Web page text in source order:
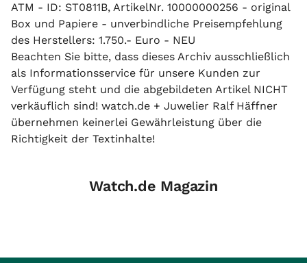
ATM - ID: ST0811B, ArtikelNr. 10000000256 - original
Box und Papiere - unverbindliche Preisempfehlung
des Herstellers: 1.750.- Euro - NEU
Beachten Sie bitte, dass dieses Archiv ausschließlich
als Informationsservice für unsere Kunden zur
Verfügung steht und die abgebildeten Artikel NICHT
verkäuflich sind! watch.de + Juwelier Ralf Häffner
übernehmen keinerlei Gewährleistung über die
Richtigkeit der Textinhalte!
Watch.de Magazin